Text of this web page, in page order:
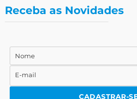
Receba as Novidades
Nome
Nome
E-
mail
E-mail
CADASTRAR-